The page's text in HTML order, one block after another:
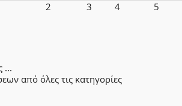
2 3 4 5
...
από όλες τις κατηγορίες